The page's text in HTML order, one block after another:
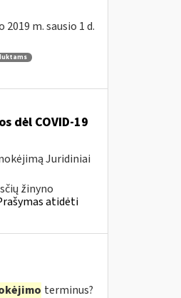
m. sausio 1 d.
dėl COVID-19
Juridiniai
žinyno
atidėti
terminus?